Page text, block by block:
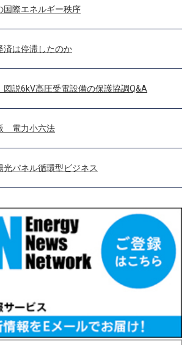
国際エネルギー秩序
済は停滞したのか
説6kV高圧受電設備の保護協調Q&A
電力小六法
パネル循環型ビジネス